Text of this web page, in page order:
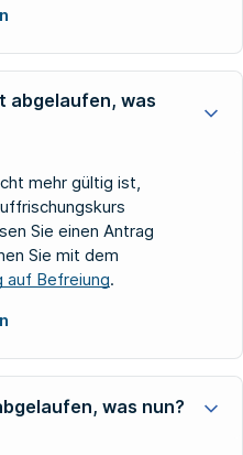
abgelaufen, was
mehr gültig ist,
Sie einen Antrag
Sie mit dem
auf Befreiung.
was nun?